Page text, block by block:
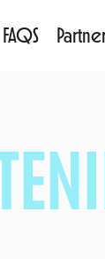
FAQS